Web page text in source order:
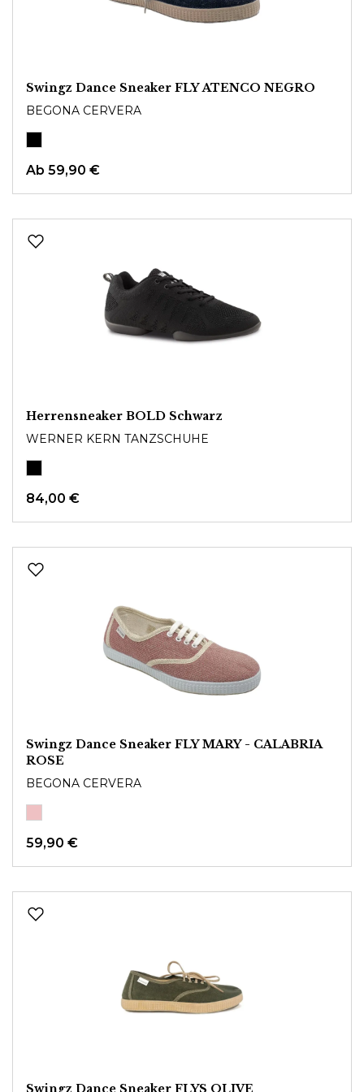
Swingz Dance Sneaker FLY ATENCO NEGRO
BEGONA CERVERA
Ab 59,90 €
Herrensneaker BOLD Schwarz
WERNER KERN TANZSCHUHE
84,00 €
Swingz Dance Sneaker FLY MARY - CALABRIA
ROSE
BEGONA CERVERA
59,90 €
Swingz Dance Sneaker FLYS OLIVE